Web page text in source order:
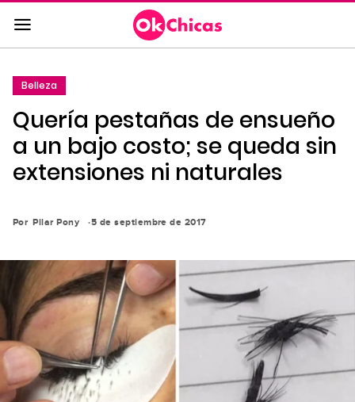
Saltar
al
contenido
a
la
navegación
principal
Belleza
Quería pestañas de ensueño
a un bajo costo; se queda sin
extensiones ni naturales
Por Pilar Pony 5 de septiembre de 2017